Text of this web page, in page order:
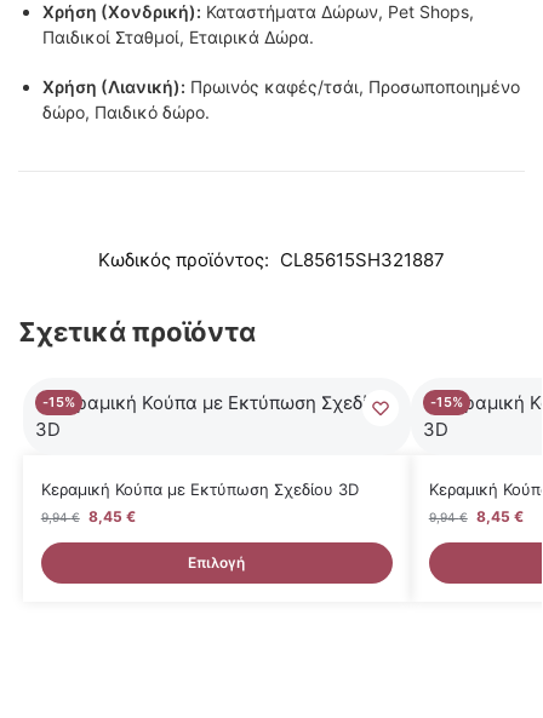
Χρήση (Χονδρική): Καταστήματα Δώρων, Pet Shops,
Παιδικοί Σταθμοί, Εταιρικά Δώρα.
Χρήση (Λιανική): Πρωινός καφές/τσάι, Προσωποποιημένο
δώρο, Παιδικό δώρο.
Κωδικός προϊόντος: CL85615SH321887
Σχετικά προϊόντα
-15%
Κεραμική Κούπα με Εκτύπωση Σχεδίου 3D
9,94€ 8,45 €
Επιλογή
-15%
Κεραμική
9,94€ 8,45 €